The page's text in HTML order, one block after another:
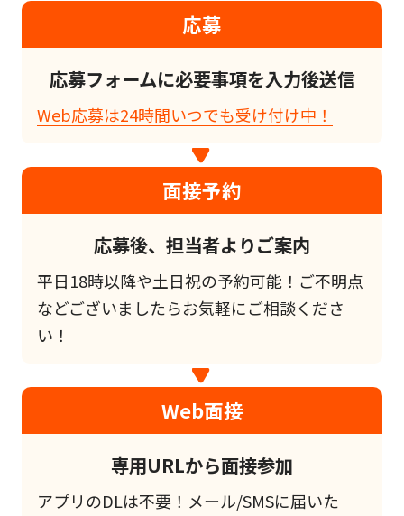
応募
応募フォームに必要事項を入力後送信
Web応募は24時間いつでも受け付け中！
面接予約
応募後、担当者よりご案内
平日18時以降や土日祝の予約可能！ご不明点
などございましたらお気軽にご相談くださ
い！
Web面接
専用URLから面接参加
アプリのDLは不要！メール/SMSに届いた